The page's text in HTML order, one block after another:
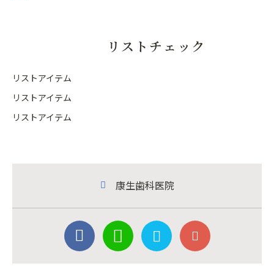
リストチェック
リストアイテム
リストアイテム
リストアイテム
康生歯科医院